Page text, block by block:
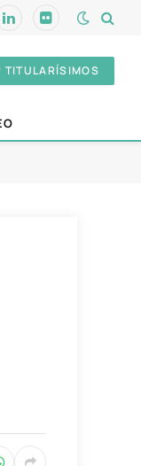
LinkedInFlickr
TITULARÍSIMOS